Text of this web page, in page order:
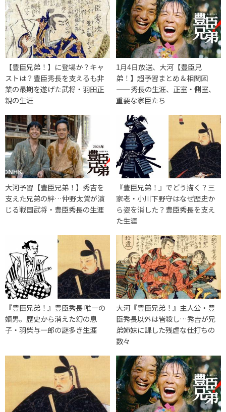
【豊臣兄弟！】に登場か？キャ
ストは？豊臣秀長を支えるも非
業の最期を遂げた武将・羽田正
親の生涯
1月4日放送、大河【豊臣兄
弟！】超予習まとめ＆相関図
——秀長の生涯、正室・側室、
重要な家臣たち
大河予習【豊臣兄弟！】秀吉を
支えた兄弟の絆…仲野太賀が演
じる戦国武将・豊臣秀長の生涯
『豊臣兄弟！』でどう描く？三
家老・小川下野守はなぜ歴史か
ら姿を消した？豊臣秀長を支え
た生涯
『豊臣兄弟！』豊臣秀長 唯一の
嫡男。歴史から消えた幻の息
子・羽柴与一郎の謎多き生涯
大河『豊臣兄弟！』主人公・豊
臣秀長以外は皆殺し…秀吉が兄
弟姉妹に課した残虐な仕打ちの
数々